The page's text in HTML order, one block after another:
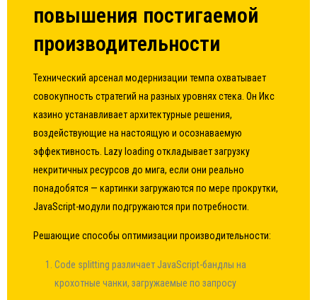
повышения постигаемой
производительности
Технический арсенал модернизации темпа охватывает
совокупность стратегий на разных уровнях стека. Он Икс
казино устанавливает архитектурные решения,
воздействующие на настоящую и осознаваемую
эффективность. Lazy loading откладывает загрузку
некритичных ресурсов до мига, если они реально
понадобятся — картинки загружаются по мере прокрутки,
JavaScript-модули подгружаются при потребности.
Решающие способы оптимизации производительности:
Code splitting различает JavaScript-бандлы на
крохотные чанки, загружаемые по запросу